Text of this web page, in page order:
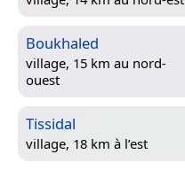
Boukhaled
village, 15 km au nord-
ouest
Tissidal
village, 18 km à l’est